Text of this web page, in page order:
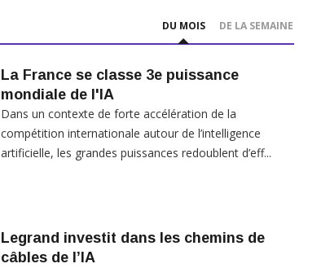
DU MOIS DE LA SEMAINE
La France se classe 3e puissance
mondiale de l'IA
Dans un contexte de forte accélération de la
compétition internationale autour de l’intelligence
artificielle, les grandes puissances redoublent d’eff...
Legrand investit dans les chemins de
câbles de l’IA